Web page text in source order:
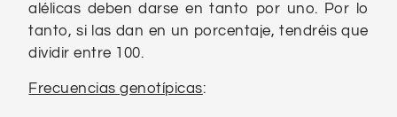
alélicas deben darse en tanto por uno. Por lo
tanto, si las dan en un porcentaje, tendréis que
dividir entre 100.
Frecuencias genotípicas: